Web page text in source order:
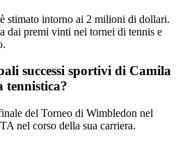
stimato intorno ai 2 milioni di dollari.
dai premi vinti nei tornei di tennis e
successi sportivi di Camila
tennistica?
del Torneo di Wimbledon nel
nel corso della sua carriera.